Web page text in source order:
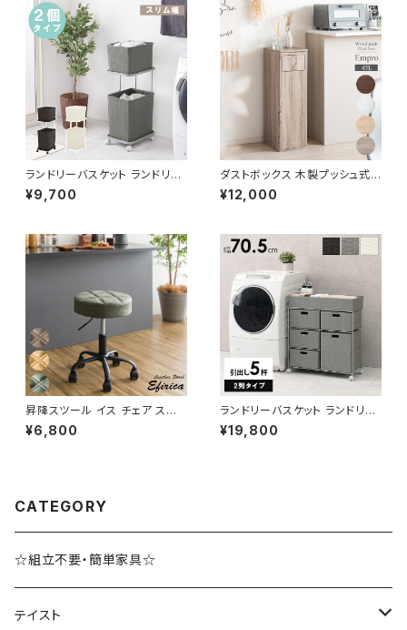
ランドリーバスケット ランドリー
ワゴン 洗濯カゴ キャスター付 ラ
ンドリー収納 新生活 一人暮らし
¥9,700
ダストボックス 木製プッシュ式
ゴミ箱 スタイリッシュ ナチュラル
45L対応 新生活 模様替え
¥12,000
昇降スツール イス チェア スツ
ール 椅子 いす デザイナーズ レ
トロ ヴィンテージ
¥6,800
ランドリーバスケット ランドリー
ワゴン 洗濯カゴ キャスター付 ラ
ンドリー収納 新生活 一人暮らし
¥19,800
CATEGORY
☆組立不要・簡単家具☆
テイスト